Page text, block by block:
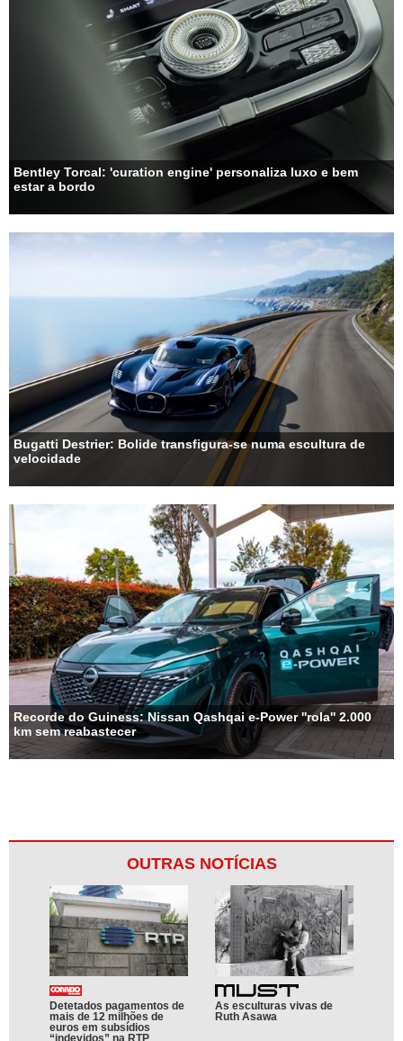
Bentley Torcal: 'curation engine' personaliza luxo e bem
estar a bordo
Bugatti Destrier: Bolide transfigura-se numa escultura de
velocidade
Recorde do Guiness: Nissan Qashqai e-Power ''rola'' 2.000
km sem reabastecer
OUTRAS NOTÍCIAS
Detetados pagamentos de
mais de 12 milhões de
euros em subsídios
“indevidos” na RTP
As esculturas vivas de
Ruth Asawa